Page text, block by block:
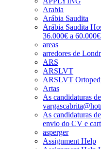
Arabia
Arábia Saudita
Arábia Saudita
36.000€ a
areas
arredores de
ARS
ARSLVT
ARSLVT
Artas
As candidaturas
As candidaturas
envio do CV e
asperger
Assignment Help